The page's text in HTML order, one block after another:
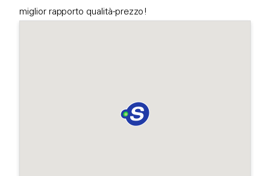
miglior rapporto qualità-prezzo!